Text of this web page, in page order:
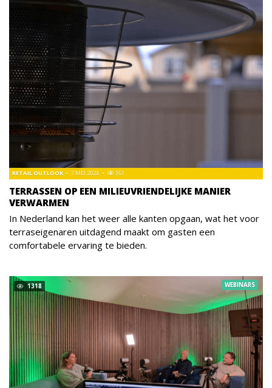
TERRASSEN OP EEN MILIEUVRIENDELIJKE MANIER
VERWARMEN
RETAIL OUTLOOK 7 MEI 2024 161
In Nederland kan het weer alle kanten opgaan, wat het voor
terraseigenaren uitdagend maakt om gasten een
comfortabele ervaring te bieden.
1318 WEBINARS